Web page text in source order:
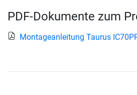
PDF-Dokumente zum
Montageanleitung Taurus